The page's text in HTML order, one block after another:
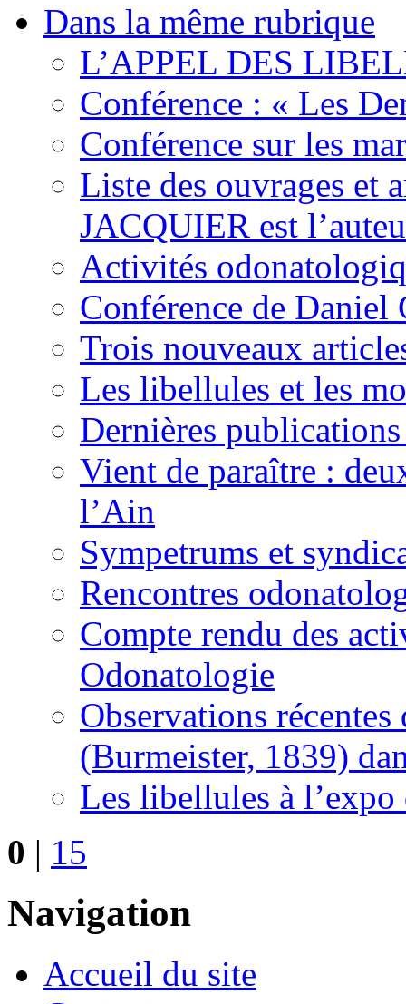
Dans la même rubrique
L’APPEL DES
Conférence : « Les
Conférence sur les
Liste des ouvrages et
JACQUIER est
Activités
Conférence de Daniel
Trois nouveaux
Les libellules et les
Dernières
Vient de paraître :
l’Ain
Sympetrums et
Rencontres
Compte rendu des
Odonatologie
Observations
(Burmeister, 1839)
Les libellules à l’expo
0 | 15
Navigation
Accueil du site